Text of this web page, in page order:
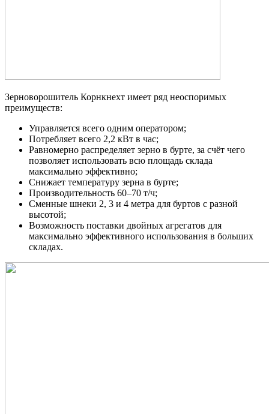
Зерноворошитель Корнкнехт имеет ряд неоспоримых
преимуществ:
Управляется всего одним оператором;
Потребляет всего 2,2 кВт в час;
Равномерно распределяет зерно в бурте, за счёт чего
позволяет использовать всю площадь склада
максимально эффективно;
Снижает температуру зерна в бурте;
Производительность 60–70 т/ч;
Сменные шнеки 2, 3 и 4 метра для буртов с разной
высотой;
Возможность поставки двойных агрегатов для
максимально эффективного использования в больших
складах.